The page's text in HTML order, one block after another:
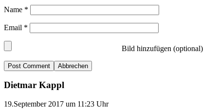
Name *
Email *
Bild hinzufügen (optional)
Abbrechen
Dietmar Kappl
19.September 2017 um 11:23 Uhr